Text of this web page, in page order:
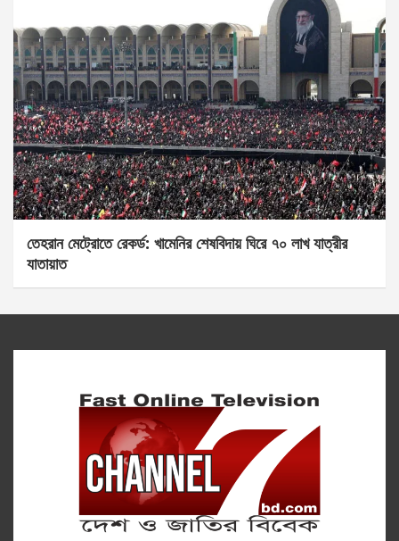
তেহরান মেট্রোতে রেকর্ড: খামেনির শেষবিদায় ঘিরে ৭০ লাখ যাত্রীর
যাতায়াত